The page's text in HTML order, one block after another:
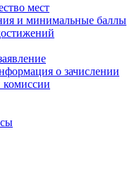
мест
и минимальные баллы
о зачислении
комиссии